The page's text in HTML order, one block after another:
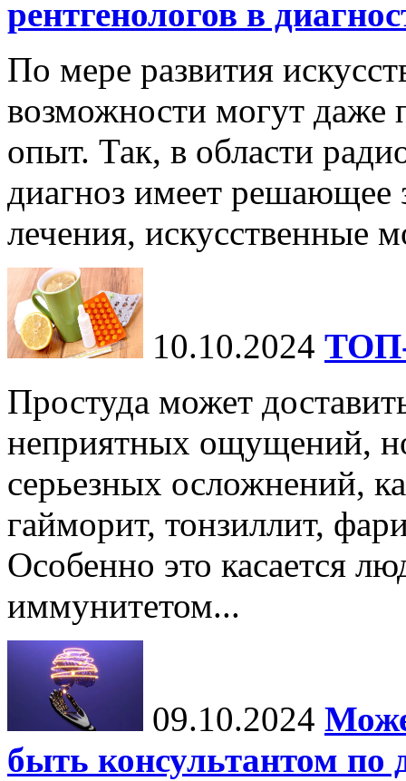
рентгенологов в
По мере развития
возможности могут даже
опыт. Так, в области
диагноз имеет решающее
лечения, искусственные
10.10.2024 ТОП-
Простуда может
неприятных ощущений,
серьезных осложнений,
гайморит, тонзиллит,
Особенно это касается
иммунитетом...
09.10.2024
быть консультантом по